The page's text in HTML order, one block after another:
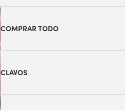
COMPRAR TODO
CLAVOS